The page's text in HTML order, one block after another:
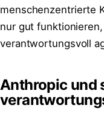
menschenzentrierte
nur gut
verantwortungsvoll
Anthropic und